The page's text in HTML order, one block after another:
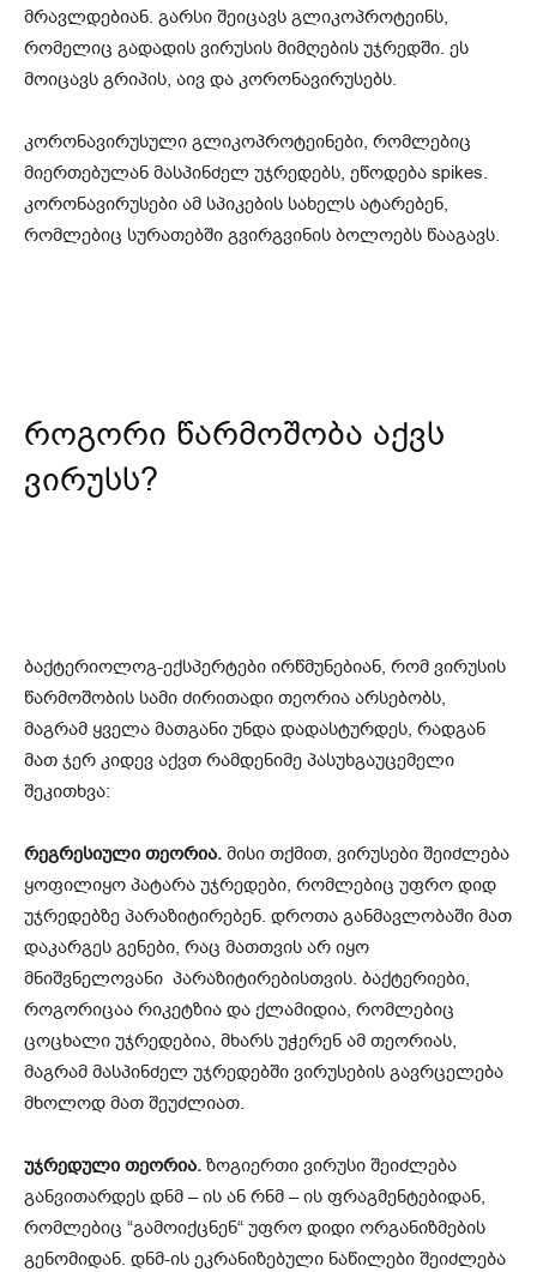
მრავლდებიან. გარსი შეიცავს გლიკოპროტეინს,
რომელიც გადადის ვირუსის მიმღების უჯრედში. ეს
მოიცავს გრიპის, აივ და კორონავირუსებს.
კორონავირუსული გლიკოპროტეინები, რომლებიც
მიერთებულან მასპინძელ უჯრედებს, ეწოდება spikes.
კორონავირუსები ამ სპიკების სახელს ატარებენ,
რომლებიც სურათებში გვირგვინის ბოლოებს წააგავს.
როგორი წარმოშობა აქვს
ვირუსს?
ბაქტერიოლოგ-ექსპერტები ირწმუნებიან, რომ ვირუსის
წარმოშობის სამი ძირითადი თეორია არსებობს,
მაგრამ ყველა მათგანი უნდა დადასტურდეს, რადგან
მათ ჯერ კიდევ აქვთ რამდენიმე პასუხგაუცემელი
შეკითხვა:
რეგრესიული თეორია. მისი თქმით, ვირუსები შეიძლება
ყოფილიყო პატარა უჯრედები, რომლებიც უფრო დიდ
უჯრედებზე პარაზიტირებენ. დროთა განმავლობაში მათ
დაკარგეს გენები, რაც მათთვის არ იყო
მნიშვნელოვანი პარაზიტირებისთვის. ბაქტერიები,
როგორიცაა რიკეტზია და ქლამიდია, რომლებიც
ცოცხალი უჯრედებია, მხარს უჭერენ ამ თეორიას,
მაგრამ მასპინძელ უჯრედებში ვირუსების გავრცელება
მხოლოდ მათ შეუძლიათ.
უჯრედული თეორია. ზოგიერთი ვირუსი შეიძლება
განვითარდეს დნმ – ის ან რნმ – ის ფრაგმენტებიდან,
რომლებიც “გამოიქცნენ“ უფრო დიდი ორგანიზმების
გენომიდან. დნმ-ის ეკრანიზებული ნაწილები შეიძლება